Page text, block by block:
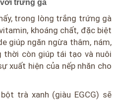
trứng gà
trong lòng trắng trứng gà
khoáng chất, đặc biệt
giúp ngăn ngừa thâm, nám,
thời còn giúp tái tạo và nuôi
xuất hiện của nếp nhăn cho
trà xanh (giàu EGCG) sẽ